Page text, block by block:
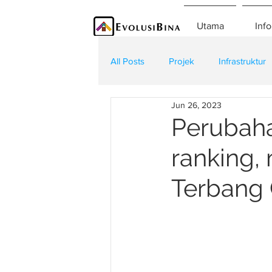
Utama
All Posts Projek Infrastruktur
Teknologi Kontraktor
ranking,
Terbang
Jun 26, 2023